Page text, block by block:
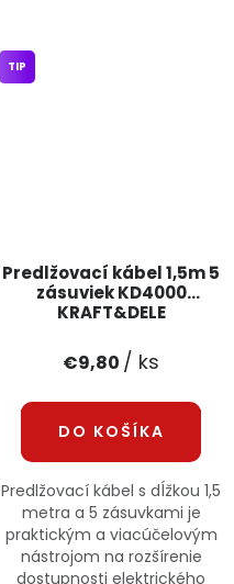
Predlžovací kábel 1,5m 5
zásuviek KD4000
KRAFT&DELE
TIP
€9,80 / ks
DO KOŠÍKA
Predlžovací kábel s dĺžkou 1,5
metra a 5 zásuvkami je
praktickým a viacúčelovým
nástrojom na rozšírenie
dostupnosti elektrického